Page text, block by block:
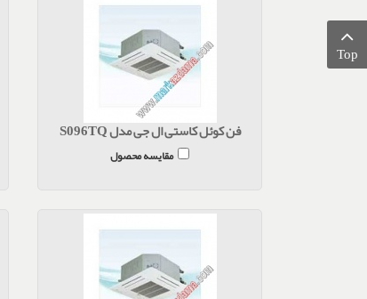
فن کوئل کاستی ال جی مدل S096TQ
مقایسه محصول
Top